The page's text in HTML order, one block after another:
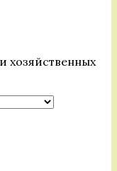
хозяйственных